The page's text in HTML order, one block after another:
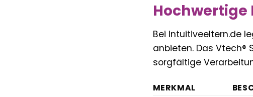
Bei Intuitiveeltern.de
anbieten. Das Vtech®
sorgfältige
MERKMAL